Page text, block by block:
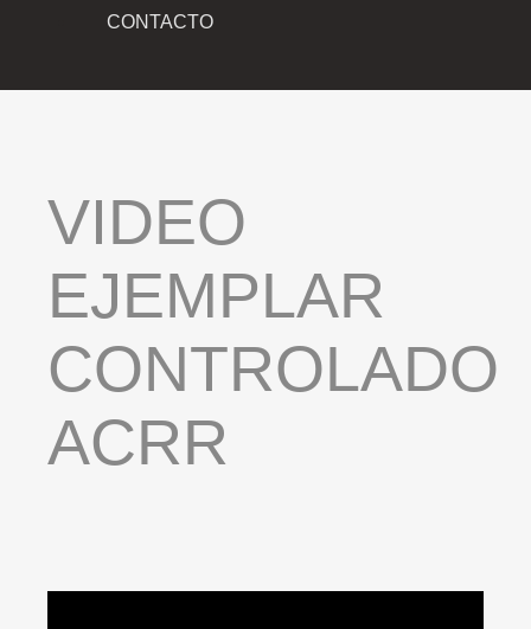
CONTACTO
VIDEO
EJEMPLAR
CONTROLADO
ACRR